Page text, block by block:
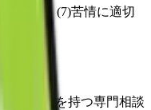
とる。(7)苦情に適切
、資格を持つ専門相談